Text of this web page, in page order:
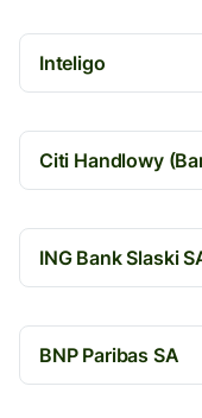
Inteligo
Citi Handlowy
ING Bank Slaski
BNP Paribas SA